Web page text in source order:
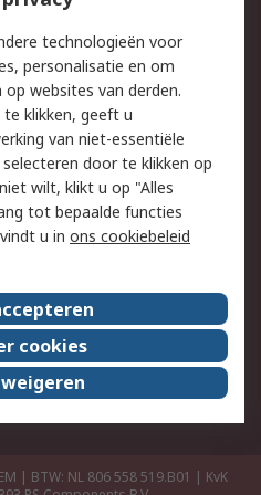
Email veiligheid
Websitevoorwaarden
Over ons
Werken bij RS
| BTW: NL 806 558 519.B01 | KvK
technologieën voor
personalisatie en om
websites van derden.
klikken, geeft u
van niet-essentiële
door te klikken op
wilt, klikt u op "Alles
tot bepaalde functies
u in ons cookiebeleid
cookies